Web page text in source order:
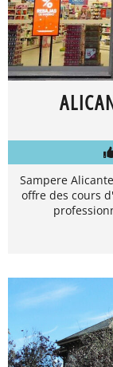
Sampere
offre des cours